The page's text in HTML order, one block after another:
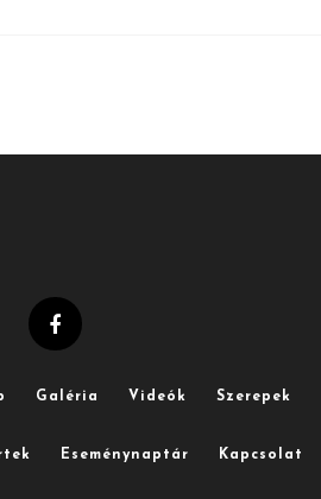
Galéria Videók Szerepek
Eseménynaptár Kapcsolat